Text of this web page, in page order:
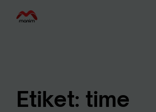
Etiket: time